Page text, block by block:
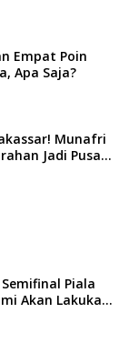
Empat Poin
Apa Saja?
Munafri
Jadi Pusat
Piala
Akan Lakukan